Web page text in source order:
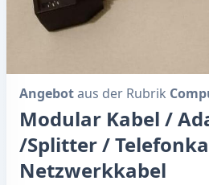
Angebotaus der Rubrik
Modular Kabel /
/Splitter /
Netzwerkkabel